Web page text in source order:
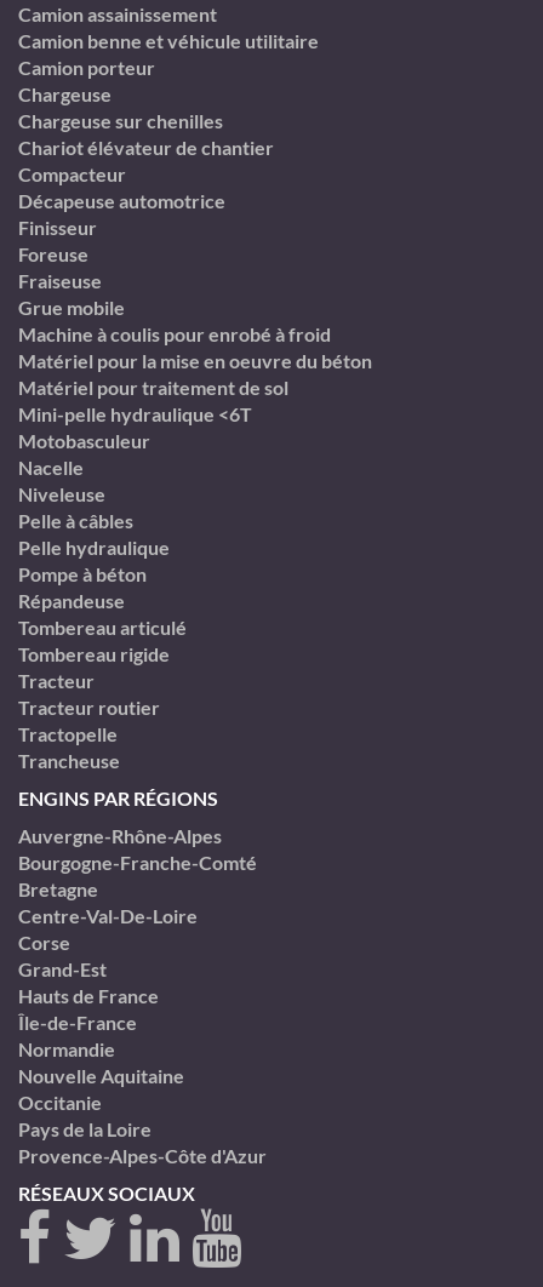
Camion assainissement
Camion benne et véhicule utilitaire
Camion porteur
Chargeuse
Chargeuse sur chenilles
Chariot élévateur de chantier
Compacteur
Décapeuse automotrice
Finisseur
Foreuse
Fraiseuse
Grue mobile
Machine à coulis pour enrobé à froid
Matériel pour la mise en oeuvre du béton
Matériel pour traitement de sol
Mini-pelle hydraulique <6T
Motobasculeur
Nacelle
Niveleuse
Pelle à câbles
Pelle hydraulique
Pompe à béton
Répandeuse
Tombereau articulé
Tombereau rigide
Tracteur
Tracteur routier
Tractopelle
Trancheuse
ENGINS PAR RÉGIONS
Auvergne-Rhône-Alpes
Bourgogne-Franche-Comté
Bretagne
Centre-Val-De-Loire
Corse
Grand-Est
Hauts de France
Île-de-France
Normandie
Nouvelle Aquitaine
Occitanie
Pays de la Loire
Provence-Alpes-Côte d'Azur
RÉSEAUX SOCIAUX